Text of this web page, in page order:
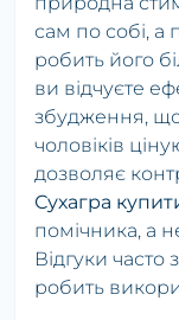
сам по собі,
робить його
ви відчуєте
збудження, що
чоловіків
дозволяє
Сухагра
помічника, а
Відгуки часто
робить